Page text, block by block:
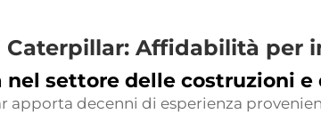
Caterpillar: Affidabilità per
nel settore delle costruzioni
apporta decenni di esperienza